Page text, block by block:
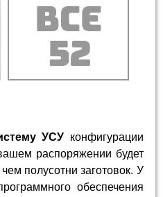
УСУ конфигурации
распоряжении будет
полусотни заготовок. У
обеспечения